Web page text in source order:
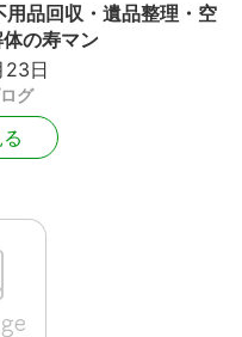
品回収・遺品整理・空
の寿マン
23日
グ